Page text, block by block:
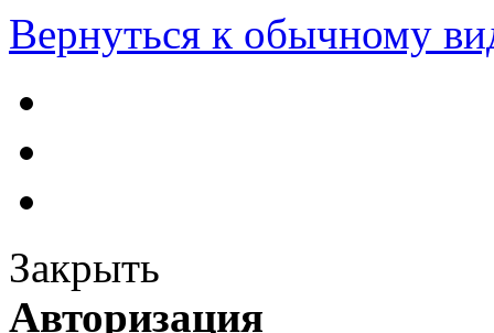
Вернуться к обычному
Закрыть
Авторизация